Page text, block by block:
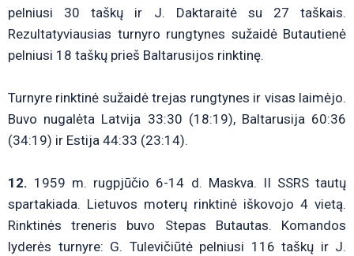
pelniusi 30 taškų ir J. Daktaraitė su 27 taškais.
Rezultatyviausias turnyro rungtynes sužaidė Butautienė
pelniusi 18 taškų prieš Baltarusijos rinktinę.
Turnyre rinktinė sužaidė trejas rungtynes ir visas laimėjo.
Buvo nugalėta Latvija 33:30 (18:19), Baltarusija 60:36
(34:19) ir Estija 44:33 (23:14).
12. 1959 m. rugpjūčio 6-14 d. Maskva. II SSRS tautų
spartakiada. Lietuvos moterų rinktinė iškovojo 4 vietą.
Rinktinės treneris buvo Stepas Butautas. Komandos
lyderės turnyre: G. Tulevičiūtė pelniusi 116 taškų ir J.